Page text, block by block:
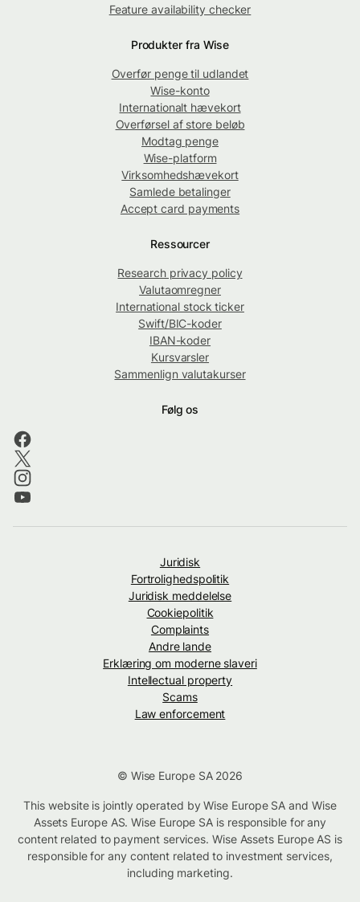
Feature availability checker
Produkter fra Wise
Overfør penge til udlandet
Wise-konto
Internationalt hævekort
Overførsel af store beløb
Modtag penge
Wise-platform
Virksomhedshævekort
Samlede betalinger
Accept card payments
Ressourcer
Research privacy policy
Valutaomregner
International stock ticker
Swift/BIC-koder
IBAN-koder
Kursvarsler
Sammenlign valutakurser
Følg os
Juridisk
Fortrolighedspolitik
Juridisk meddelelse
Cookiepolitik
Complaints
Andre lande
Erklæring om moderne slaveri
Intellectual property
Scams
Law enforcement
© Wise Europe SA 2026
This website is jointly operated by Wise Europe SA and Wise
Assets Europe AS. Wise Europe SA is responsible for any
content related to payment services. Wise Assets Europe AS is
responsible for any content related to investment services,
including marketing.